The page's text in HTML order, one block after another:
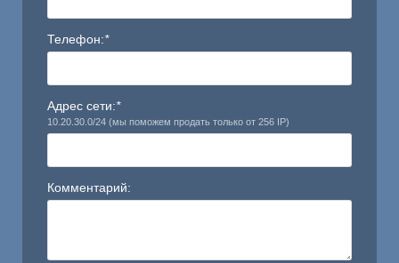
Ы
Телефон:*
Адрес сети:*
10.20.30.0/24 (мы поможем продать только от 256 IP)
Комментарий: